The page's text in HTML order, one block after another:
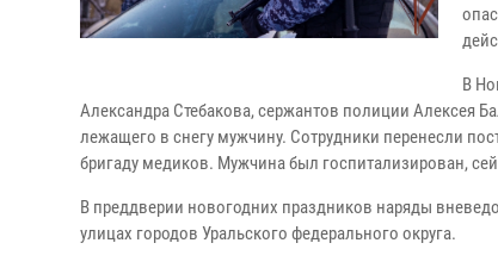
В
Александра Стебакова, сержантов полиции Алексея
лежащего в снегу мужчину. Сотрудники перенесли
бригаду медиков. Мужчина был госпитализирован,
В преддверии новогодних праздников наряды
улицах городов Уральского федерального округа.